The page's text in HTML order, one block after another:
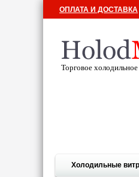
ОПЛАТА И ДОСТАВКА
Торговое
Холодильные